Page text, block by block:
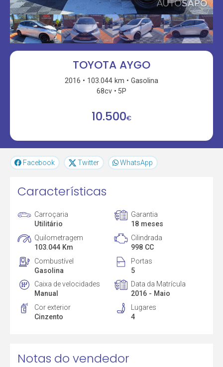
TOYOTA AYGO
2016 103.044 km
Gasolina
68cv
5P
10.500€
Facebook Twitter WhatsApp
Características
Carroçaria
Utilitário
Garantia
18 meses
Quilometragem
103.044 Km
Cilindrada
998 CC
Combustível
Gasolina
Portas
5
Caixa de velocidades
Manual
Data da Matrícula
2016 - Maio
Cor exterior
Cinzento
Lugares
4
Notas do vendedor